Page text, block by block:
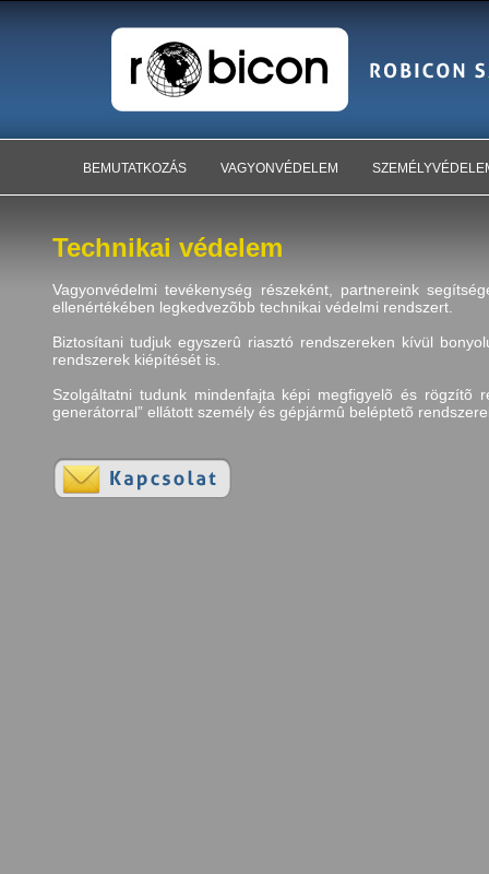
BEMUTATKOZÁS VAGYONVÉDELEM
Technikai védelem
Vagyonvédelmi tevékenység részeként, partnereink
ellenértékében legkedvezõbb technikai védelmi rendszert.
Biztosítani tudjuk egyszerû riasztó rendszereken kívül
rendszerek kiépítését is.
Szolgáltatni tudunk mindenfajta képi megfigyelõ és rögzítõ
generátorral” ellátott személy és gépjármû beléptetõ